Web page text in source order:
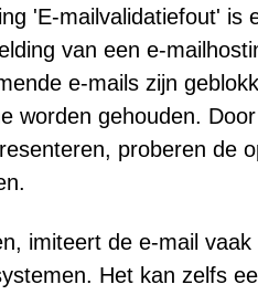
'E-mailvalidatiefout' is
van een e-
e-mails zijn
worden gehouden.
proberen de
imiteert de e-mail
Het kan zelfs